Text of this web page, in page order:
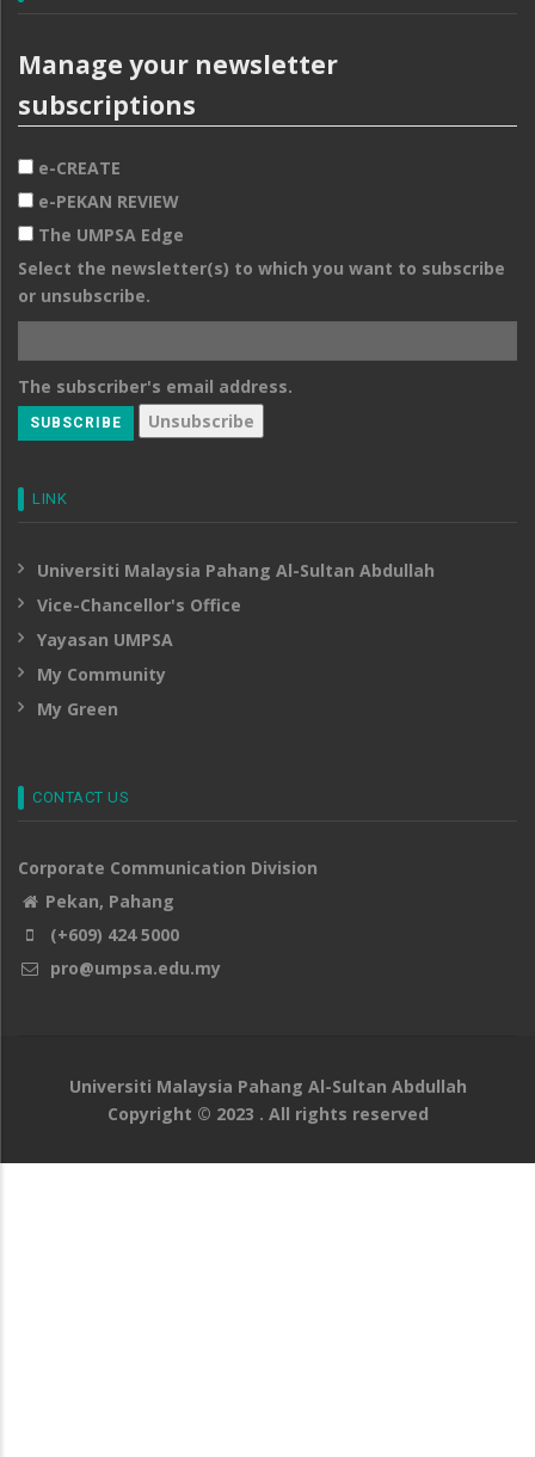
Manage your newsletter
subscriptions
e-CREATE
e-PEKAN REVIEW
The UMPSA Edge
Select the newsletter(s) to which you want to subscribe
or unsubscribe.
The subscriber's email address.
LINK
Universiti Malaysia Pahang Al-Sultan Abdullah
Vice-Chancellor's Office
Yayasan UMPSA
My Community
My Green
CONTACT US
Corporate Communication Division
Pekan, Pahang
(+609) 424 5000
pro@umpsa.edu.my
Universiti Malaysia Pahang Al-Sultan Abdullah
Copyright © 2023 . All rights reserved